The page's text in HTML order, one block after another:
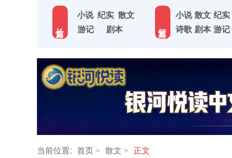
小说 纪实 散文
游记
剧本
小说 散文 纪实
诗歌 剧本 游记
当前位置: 首页 散文 正文